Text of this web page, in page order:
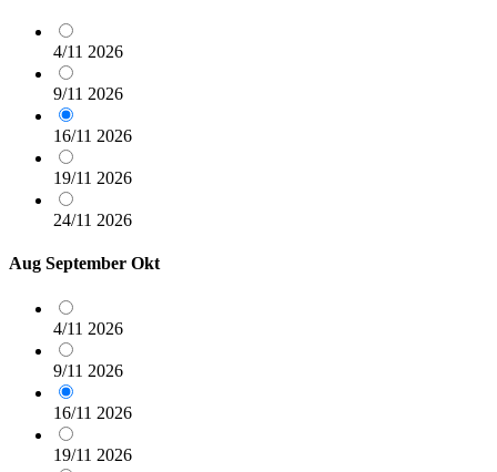
4/11 2026
9/11 2026
16/11 2026
19/11 2026
24/11 2026
Aug September Okt
4/11 2026
9/11 2026
16/11 2026
19/11 2026